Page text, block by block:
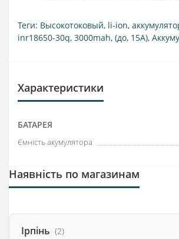
Теги: Высокотоковый, li-ion,
inr18650-30q, 3000mah, (до, 15А),
Характеристики
БАТАРЕЯ
Ємність акумулятора
Наявність по магазинам
Ірпінь (2)